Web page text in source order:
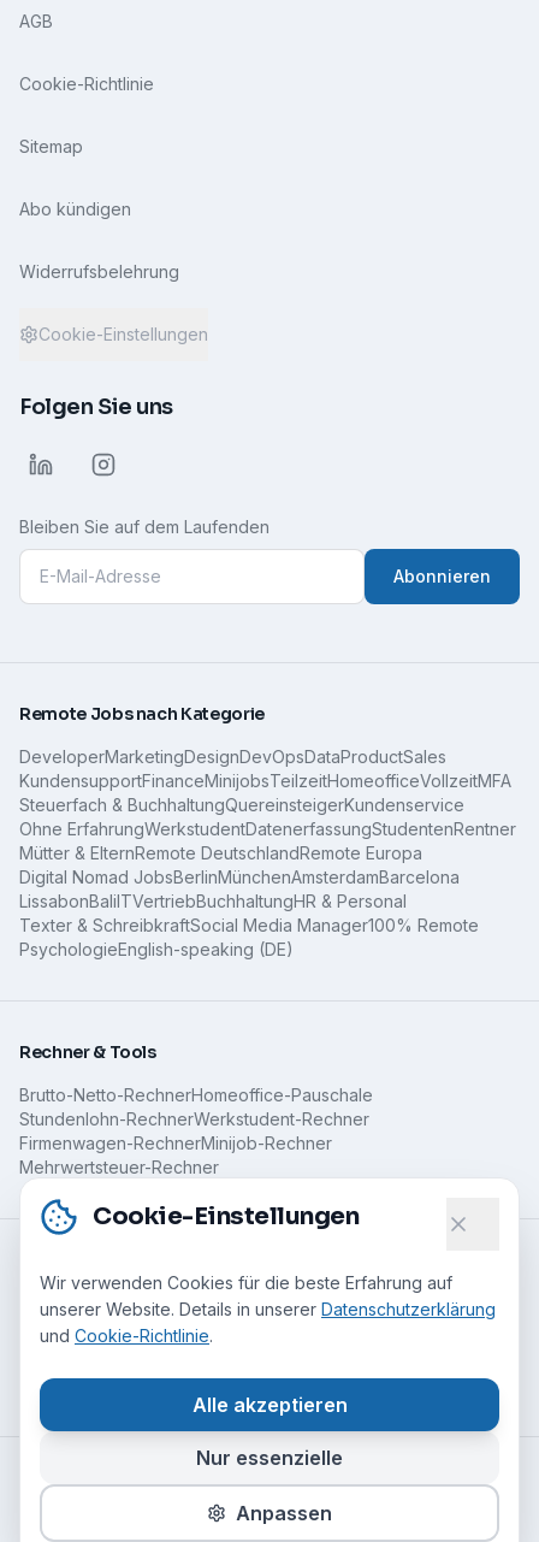
AGB
Cookie-Richtlinie
Sitemap
Abo kündigen
Widerrufsbelehrung
Cookie-Einstellungen
Folgen Sie uns
Bleiben Sie auf dem Laufenden
Abonnieren
Remote Jobs nach Kategorie
DeveloperMarketingDesignDevOpsDataProductSales
KundensupportFinanceMinijobsTeilzeitHomeofficeVollzeitMFA
Steuerfach & BuchhaltungQuereinsteigerKundenservice
Ohne ErfahrungWerkstudentDatenerfassungStudentenRentner
Mütter & ElternRemote DeutschlandRemote Europa
Digital Nomad JobsBerlinMünchenAmsterdamBarcelona
LissabonBaliITVertriebBuchhaltungHR & Personal
Texter & SchreibkraftSocial Media Manager100% Remote
PsychologieEnglish-speaking (DE)
Rechner & Tools
Brutto-Netto-RechnerHomeoffice-Pauschale
Stundenlohn-RechnerWerkstudent-Rechner
Firmenwagen-RechnerMinijob-Rechner
Mehrwertsteuer-Rechner
Alle RatgeberRemote-Jobs ohne Erfahrung
Was ist Remote Work?Homeoffice-Jobs für Mütter
Homeoffice im Ausland
vorbehalten
Cookie-Einstellungen
Wir verwenden Cookies für die beste Erfahrung auf
unserer Website. Details in unserer Datenschutzerklärung
und Cookie-Richtlinie.
Alle akzeptieren
Nur essenzielle
Anpassen